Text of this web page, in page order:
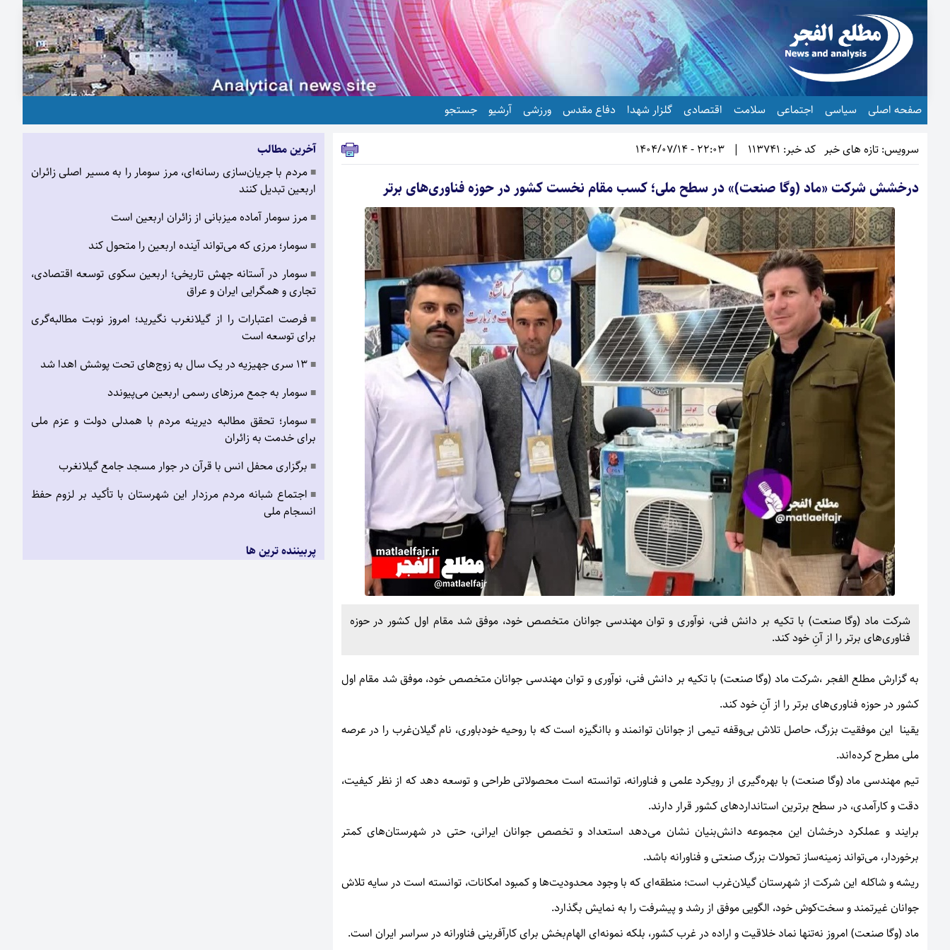
صفحه اصلی سیاسی اجتماعی سلامت اقتصادی گلزار شهدا دفاع مقدس ورزشی آرشیو جستجو
سرویس: تازه های خبر کد خبر: 113741 |
22:03 - 1404/07/14
درخشش شرکت «ماد (وگا صنعت)» در سطح ملی؛ کسب مقام نخست کشور در حوزه فناوری‌های برتر
شرکت ماد (وگا صنعت) با تکیه بر دانش فنی، نوآوری و توان مهندسی جوانان متخصص خود، موفق شد مقام اول کشور در حوزه
فناوری‌های برتر را از آنِ خود کند.
به گزارش مطلع الفجر ،شرکت ماد (وگا صنعت) با تکیه بر دانش فنی، نوآوری و توان مهندسی جوانان متخصص خود، موفق شد مقام اول
کشور در حوزه فناوری‌های برتر را از آنِ خود کند.
یقینا این موفقیت بزرگ، حاصل تلاش بی‌وقفه تیمی از جوانان توانمند و باانگیزه است که با روحیه خودباوری، نام گیلان‌غرب را در عرصه
ملی مطرح کرده‌اند.
تیم مهندسی ماد (وگا صنعت) با بهره‌گیری از رویکرد علمی و فناورانه، توانسته است محصولاتی طراحی و توسعه دهد که از نظر کیفیت،
دقت و کارآمدی، در سطح برترین استانداردهای کشور قرار دارند.
برایند و عملکرد درخشان این مجموعه دانش‌بنیان نشان می‌دهد استعداد و تخصص جوانان ایرانی، حتی در شهرستان‌های کمتر
برخوردار، می‌تواند زمینه‌ساز تحولات بزرگ صنعتی و فناورانه باشد.
ریشه و شاکله این شرکت از شهرستان گیلان‌غرب است؛ منطقه‌ای که با وجود محدودیت‌ها و کمبود امکانات، توانسته است در سایه تلاش
جوانان غیرتمند و سخت‌کوش خود، الگویی موفق از رشد و پیشرفت را به نمایش بگذارد.
ماد (وگا صنعت) امروز نه‌تنها نماد خلاقیت و اراده در غرب کشور، بلکه نمونه‌ای الهام‌بخش برای کارآفرینی فناورانه در سراسر ایران است.
آخرین مطالب
■ مردم با جریان‌سازی رسانه‌ای، مرز سومار را به مسیر اصلی زائران
اربعین تبدیل کنند
■ مرز سومار آماده میزبانی از زائران اربعین است
■ سومار؛ مرزی که می‌تواند آینده اربعین را متحول کند
■ سومار در آستانه جهش تاریخی؛ اربعین سکوی توسعه اقتصادی،
تجاری و همگرایی ایران و عراق
■ فرصت اعتبارات را از گیلانغرب نگیرید؛ امروز نوبت مطالبه‌گری
برای توسعه است
■ ۱۳ سری جهیزیه در یک سال به زوج‌های تحت پوشش اهدا شد
■ سومار به جمع مرزهای رسمی اربعین می‌پیوندد
■ سومار؛ تحقق مطالبه دیرینه مردم با همدلی دولت و عزم ملی
برای خدمت به زائران
■ برگزاری محفل انس با قرآن در جوار مسجد جامع گیلانغرب
■ اجتماع شبانه مردم مرزدار این شهرستان با تأکید بر لزوم حفظ
انسجام ملی
پربیننده ترین ها